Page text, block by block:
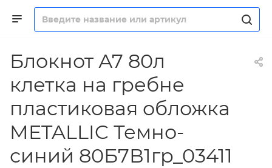
Блокнот А7 80л
клетка на гребне
пластиковая обложка
METALLIC Темно-
синий 80Б7В1гр_03411